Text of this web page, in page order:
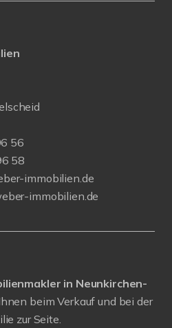
56
58
immobilien.de
immobilien.de
in Neunkirchen-
beim Verkauf und bei der
zur Seite.